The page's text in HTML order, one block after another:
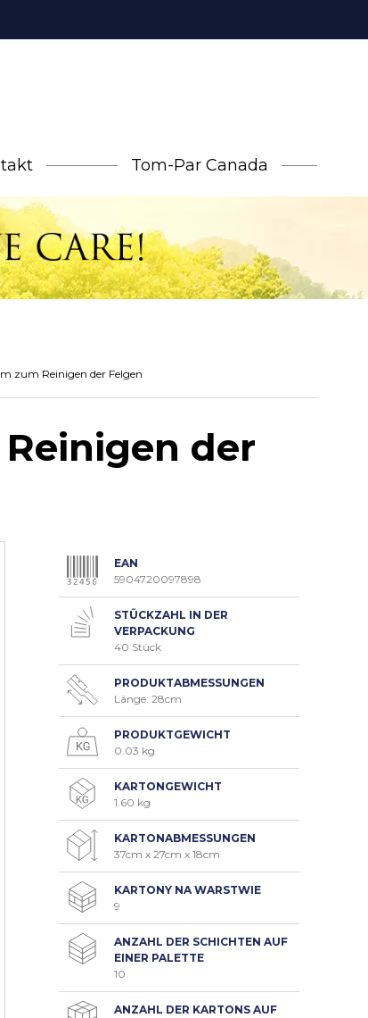
Tom-Par Canada
zum Reinigen der Felgen
der
EAN
5904720097898
STÜCKZAHL IN DER
VERPACKUNG
40 Stück
PRODUKTABMESSUNGEN
Länge: 28cm
PRODUKTGEWICHT
0.03 kg
KARTONGEWICHT
1.60 kg
KARTONABMESSUNGEN
37cm x 27cm x 18cm
KARTONY NA WARSTWIE
9
ANZAHL DER SCHICHTEN AUF
EINER PALETTE
10
ANZAHL DER KARTONS AUF